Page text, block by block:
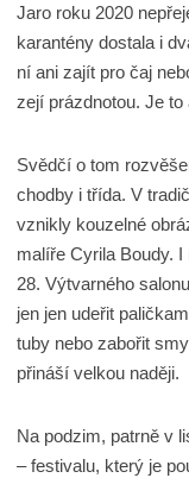
Jaro roku 2020
karantény dostala i
ní ani zajít pro čaj
zejí prázdnotou. Je
Svědčí o tom
chodby i třída. V
vznikly kouzelné
malíře Cyrila Boudy.
28. Výtvarného
jen jen udeřit
tuby nebo zabořit
přináší velkou naději.
Na podzim, patrně v
– festivalu, který je